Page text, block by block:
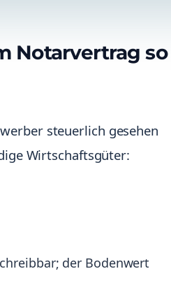
Notarvertrag
steuerlich gesehen
Wirtschaftsgüter:
der Bodenwert